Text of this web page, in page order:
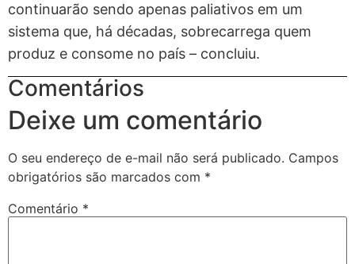
continuarão sendo apenas paliativos em um
sistema que, há décadas, sobrecarrega quem
produz e consome no país – concluiu.
Comentários
Deixe um comentário
O seu endereço de e-mail não será publicado. Campos
obrigatórios são marcados com *
Comentário *